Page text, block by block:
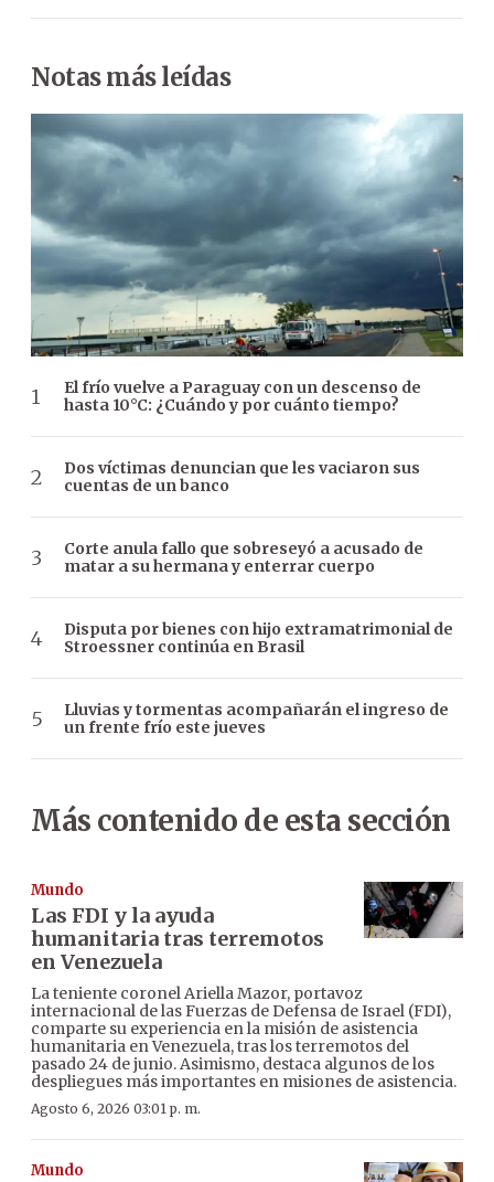
Notas más leídas
El frío vuelve a Paraguay con un descenso de
hasta 10°C: ¿Cuándo y por cuánto tiempo?
Dos víctimas denuncian que les vaciaron sus
cuentas de un banco
Corte anula fallo que sobreseyó a acusado de
matar a su hermana y enterrar cuerpo
Disputa por bienes con hijo extramatrimonial de
Stroessner continúa en Brasil
Lluvias y tormentas acompañarán el ingreso de
un frente frío este jueves
Más contenido de esta sección
Mundo
Las FDI y la ayuda
humanitaria tras terremotos
en Venezuela
La teniente coronel Ariella Mazor, portavoz
internacional de las Fuerzas de Defensa de Israel (FDI),
comparte su experiencia en la misión de asistencia
humanitaria en Venezuela, tras los terremotos del
pasado 24 de junio. Asimismo, destaca algunos de los
despliegues más importantes en misiones de asistencia.
Agosto 6, 2026 03:01 p. m.
Mundo